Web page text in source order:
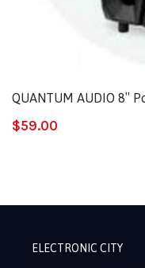
QUANTUM AUDIO 8″
$59.00
ELECTRONIC CITY